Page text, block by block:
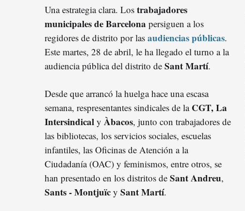
Una estrategia clara. Los trabajadores
municipales de Barcelona persiguen a los
regidores de distrito por las audiencias públicas.
Este martes, 28 de abril, le ha llegado el turno a la
audiencia pública del distrito de Sant Martí.
Desde que arrancó la huelga hace una escasa
semana, respresentantes sindicales de la CGT, La
Intersindical y Àbacos, junto con trabajadores de
las bibliotecas, los servicios sociales, escuelas
infantiles, las Oficinas de Atención a la
Ciudadanía (OAC) y feminismos, entre otros, se
han presentado en los distritos de Sant Andreu,
Sants - Montjuïc y Sant Martí.